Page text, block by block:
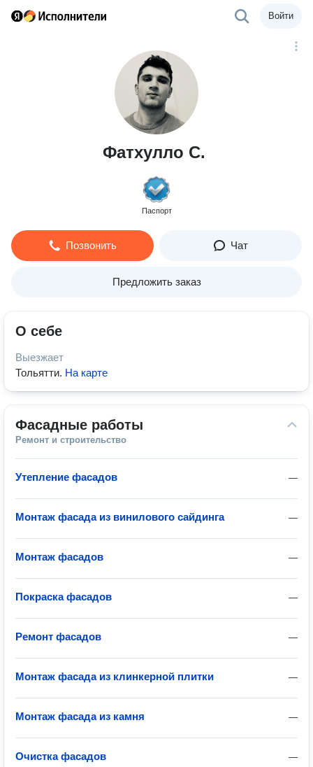
Войти
Фатхулло С.
Паспорт
Позвонить Чат
Предложить заказ
О себе
Выезжает
Тольятти. На карте
Фасадные работы
Ремонт и строительство
—
Утепление фасадов
—
Монтаж фасада из винилового сайдинга
—
Монтаж фасадов
—
Покраска фасадов
—
Ремонт фасадов
—
Монтаж фасада из клинкерной плитки
—
Монтаж фасада из камня
—
Очистка фасадов